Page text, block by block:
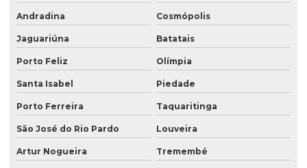
Saco valvulado para sal
Saco valvulado para textura
Saco valvulado topo
Saco valvulado15 kg
Sacos para congelados
Sacos kraft
Sacos laminados
Andradina Cosmópolis
Jaguariúna Batatais
Porto Feliz Olímpia
Santa Isabel Piedade
Porto Ferreira Taquaritinga
São José do Rio Pardo Louveira
Artur Nogueira Tremembé